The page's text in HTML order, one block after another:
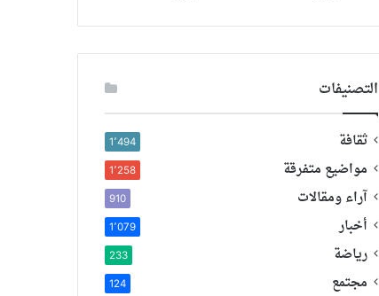
التصنيفات
ثقافة 1٬494
مواضيع متفرقة 1٬258
آراء ومقالات 910
أخبار 1٬079
رياضة 233
مجتمع 124